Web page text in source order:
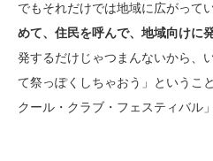
でもそれだけでは地域に広がって
めて、住民を呼んで、地域向けに
発するだけじゃつまんないから、
て祭っぽくしちゃおう」というこ
クール・クラブ・フェスティバル」